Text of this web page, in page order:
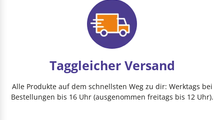
Taggleicher Versand
Alle Produkte auf dem schnellsten Weg zu dir: Werktags bei
Bestellungen bis 16 Uhr (ausgenommen freitags bis 12 Uhr).